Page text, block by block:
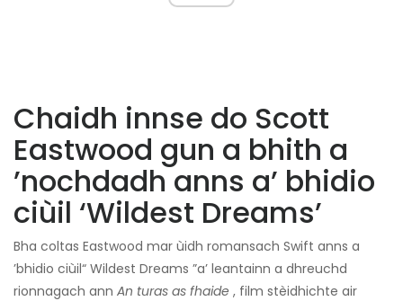
Chaidh innse do Scott
Eastwood gun a bhith a
’nochdadh anns a’ bhidio
ciùil ‘Wildest Dreams’
Bha coltas Eastwood mar ùidh romansach Swift anns a
’bhidio ciùil“ Wildest Dreams ”a’ leantainn a dhreuchd
rionnagach ann An turas as fhaide , film stèidhichte air